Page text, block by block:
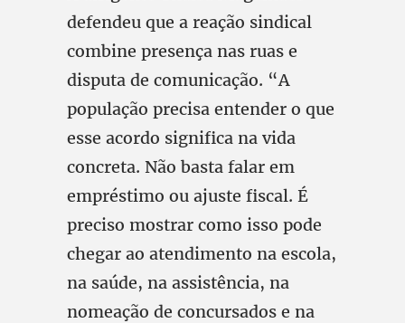
defendeu que a reação sindical
combine presença nas ruas e
disputa de comunicação. “A
população precisa entender o que
esse acordo significa na vida
concreta. Não basta falar em
empréstimo ou ajuste fiscal. É
preciso mostrar como isso pode
chegar ao atendimento na escola,
na saúde, na assistência, na
nomeação de concursados e na